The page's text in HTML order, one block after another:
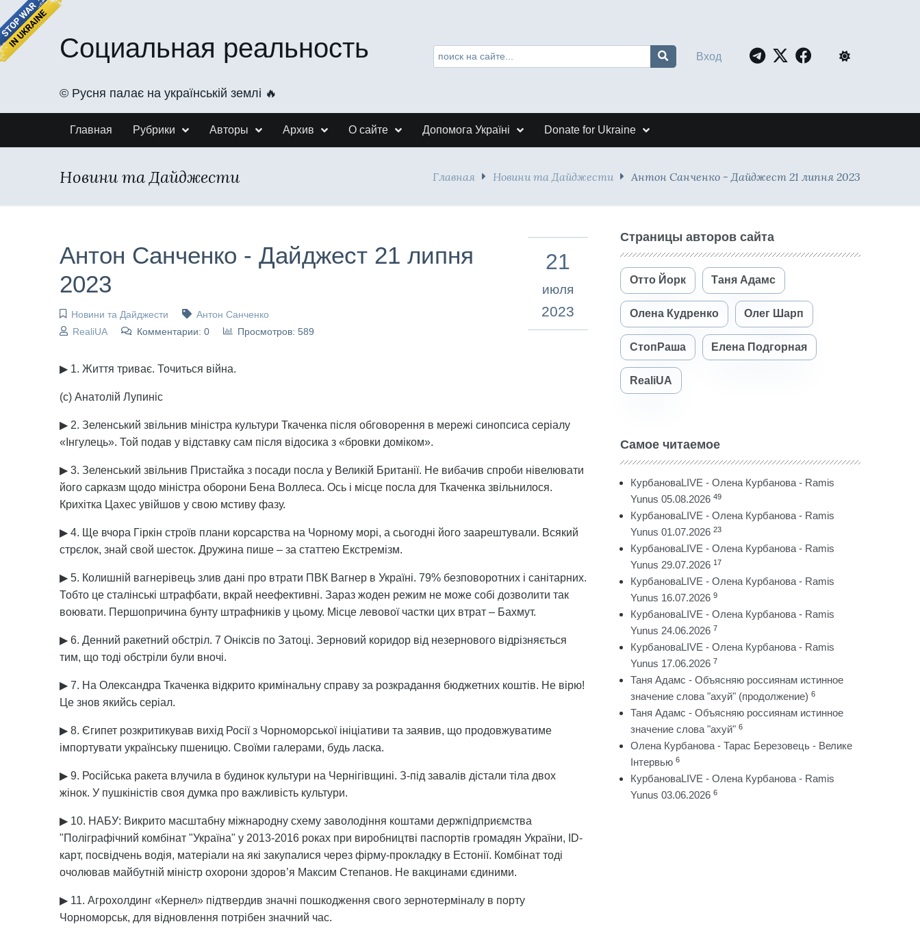
Социальная реальность
©️ Русня палає на українській землі 🔥
Вход
Главная Рубрики Авторы Архив О сайте Допомога Україні Donate for Ukraine
Новини та Дайджести Главная Новини та Дайджести Антон Санченко - Дайджест 21 липня 2023
Антон Санченко - Дайджест 21 липня
2023
Новини та Дайджести
Антон Санченко
RealiUA
Комментарии: 0 Просмотров: 589
21
июля
2023
▶ 1. Життя триває. Точиться війна.
(с) Анатолій Лупиніс
▶ 2. Зеленський звільнив міністра культури Ткаченка після обговорення в мережі синопсиса серіалу
«Інгулець». Той подав у відставку сам після відосика з «бровки доміком».
▶ 3. Зеленський звільнив Пристайка з посади посла у Великій Британії. Не вибачив спроби нівелювати
його сарказм щодо міністра оборони Бена Воллеса. Ось і місце посла для Ткаченка звільнилося.
Крихітка Цахес увійшов у свою мстиву фазу.
▶ 4. Ще вчора Гіркін строїв плани корсарства на Чорному морі, а сьогодні його заарештували. Всякий
стрєлок, знай свой шесток. Дружина пише – за статтею Екстремізм.
▶ 5. Колишній вагнерівець злив дані про втрати ПВК Вагнер в Україні. 79% безповоротних і санітарних.
Тобто це сталінські штрафбати, вкрай неефективні. Зараз жоден режим не може собі дозволити так
воювати. Першопричина бунту штрафників у цьому. Місце левової частки цих втрат – Бахмут.
▶ 6. Денний ракетний обстріл. 7 Оніксів по Затоці. Зерновий коридор від незернового відрізняється
тим, що тоді обстріли були вночі.
▶ 7. На Олександра Ткаченка відкрито кримінальну справу за розкрадання бюджетних коштів. Не вірю!
Це знов якийсь серіал.
▶ 8. Єгипет розкритикував вихід Росії з Чорноморської ініціативи та заявив, що продовжуватиме
імпортувати українську пшеницю. Своїми галерами, будь ласка.
▶ 9. Російська ракета влучила в будинок культури на Чернігівщині. З-під завалів дістали тіла двох
жінок. У пушкіністів своя думка про важливість культури.
▶ 10. НАБУ: Викрито масштабну міжнародну схему заволодіння коштами держпідприємства
"Поліграфічний комбінат "Україна" у 2013-2016 роках при виробництві паспортів громадян України, ID-
карт, посвідчень водія, матеріали на які закупалися через фірму-прокладку в Естонії. Комбінат тоді
очолював майбутній міністр охорони здоров’я Максим Степанов. Не вакцинами єдиними.
▶ 11. Агрохолдинг «Кернел» підтвердив значні пошкодження свого зернотерміналу в порту
Чорноморськ, для відновлення потрібен значний час.
Страницы авторов сайта
Отто Йорк Таня Адамс
Олена Кудренко Олег Шарп
СтопРаша Елена Подгорная
RealiUA
Самое читаемое
КурбановаLIVE - Олена Курбанова - Ramis
Yunus 05.08.2026 49
КурбановаLIVE - Олена Курбанова - Ramis
Yunus 01.07.2026 23
КурбановаLIVE - Олена Курбанова - Ramis
Yunus 29.07.2026 17
КурбановаLIVE - Олена Курбанова - Ramis
Yunus 16.07.2026 9
КурбановаLIVE - Олена Курбанова - Ramis
Yunus 24.06.2026 7
КурбановаLIVE - Олена Курбанова - Ramis
Yunus 17.06.2026 7
Таня Адамс - Объясняю россиянам истинное
значение слова "ахуй" (продолжение) 6
Таня Адамс - Объясняю россиянам истинное
значение слова "ахуй" 6
Олена Курбанова - Тарас Березовець - Велике
Інтервью 6
КурбановаLIVE - Олена Курбанова - Ramis
Yunus 03.06.2026 6